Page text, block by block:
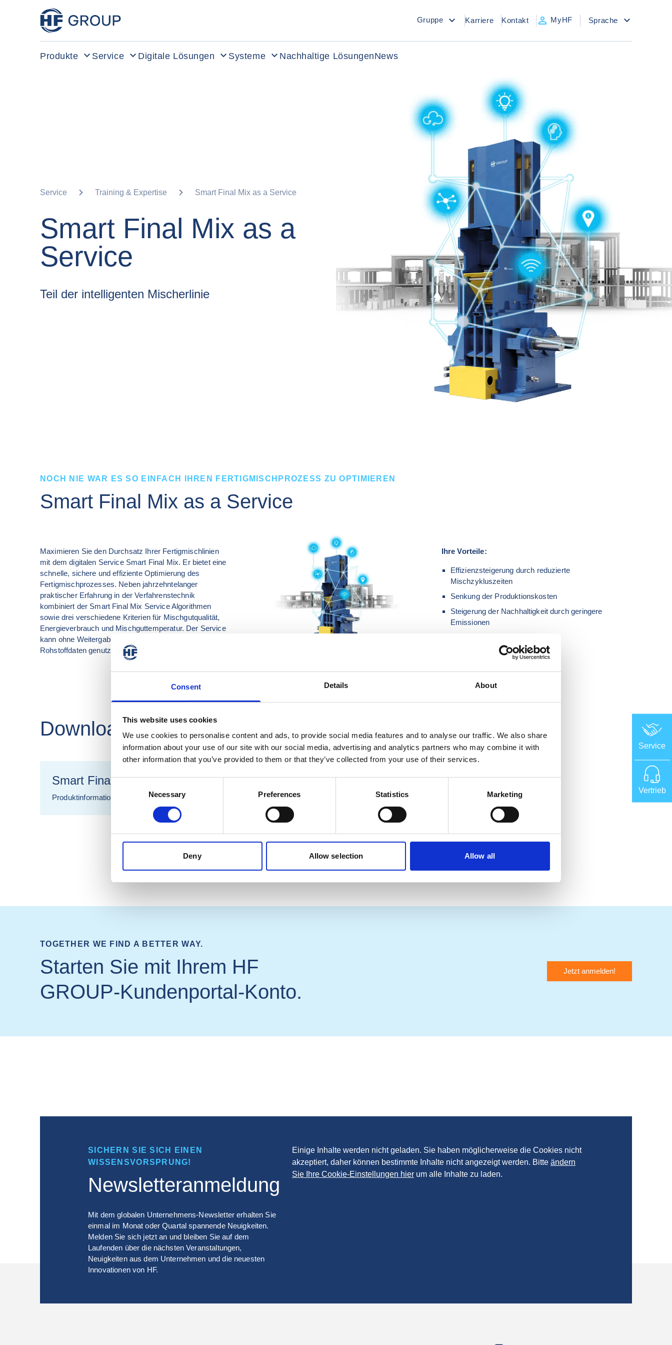
Consent Details About
This website uses cookies
We use cookies to personalise content and ads, to provide social media features and to analyse our traffic. We also share
information about your use of our site with our social media, advertising and analytics partners who may combine it with
other information that you’ve provided to them or that they’ve collected from your use of their services.
Consent
Necessary Preferences Statistics Marketing
Deny Allow selection Allow all
HF Group – Zur Startseite
Gruppe Karriere Kontakt MyHF Sprache
Produkte Service Digitale Lösungen Systeme Nachhaltige LösungenNews
Service Training & Expertise Smart Final Mix as a Service
Smart Final Mix as a
Service
Teil der intelligenten Mischerlinie
NOCH NIE WAR ES SO EINFACH IHREN FERTIGMISCHPROZESS ZU OPTIMIEREN
Smart Final Mix as a Service
Maximieren Sie den Durchsatz Ihrer Fertigmischlinien
mit dem digitalen Service Smart Final Mix. Er bietet eine
schnelle, sichere und effiziente Optimierung des
Fertigmischprozesses. Neben jahrzehntelanger
praktischer Erfahrung in der Verfahrenstechnik
kombiniert der Smart Final Mix Service Algorithmen
sowie drei verschiedene Kriterien für Mischgutqualität,
Energieverbrauch und Mischguttemperatur. Der Service
kann ohne Weitergabe sensibler Rezeptur- oder
Rohstoffdaten genutzt werden.
Ihre Vorteile:
Effizienzsteigerung durch reduzierte
Mischzykluszeiten
Senkung der Produktionskosten
Steigerung der Nachhaltigkeit durch geringere
Emissionen
Downloads
Smart Final Mix
Produktinformationen
Smart Final Mix | Artikel
Neues Werkzeug zur Optimierung des
Endmischprozesses
TOGETHER WE FIND A BETTER WAY.
Starten Sie mit Ihrem HF
GROUP-Kundenportal-Konto.
Jetzt anmelden!
SICHERN SIE SICH EINEN
WISSENSVORSPRUNG!
Newsletteranmeldung
Mit dem globalen Unternehmens-Newsletter erhalten Sie
einmal im Monat oder Quartal spannende Neuigkeiten.
Melden Sie sich jetzt an und bleiben Sie auf dem
Laufenden über die nächsten Veranstaltungen,
Neuigkeiten aus dem Unternehmen und die neuesten
Innovationen von HF.
Einige Inhalte werden nicht geladen. Sie haben möglicherweise die Cookies nicht
akzeptiert, daher können bestimmte Inhalte nicht angezeigt werden. Bitte ändern
Sie Ihre Cookie-Einstellungen hier um alle Inhalte zu laden.
Service
Vertrieb